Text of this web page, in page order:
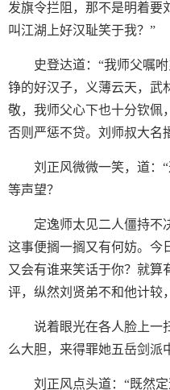
发旗令拦阻，那不是明着要
叫江湖上好汉耻笑于我？”
史登达道：“我师父嘱
铮的好汉子，义薄云天，武
敬，我师父心下也十分钦佩
否则严惩不贷。刘师叔大名
刘正风微微一笑，道：
等声望？
定逸师太见二人僵持不
这事便搁一搁又有何妨。今
又会有谁来笑话于你？就算
评，纵然刘贤弟不和他计较
说着眼光在各人脸上一
么大胆，来得罪她五岳剑派
刘正风点头道：“既然